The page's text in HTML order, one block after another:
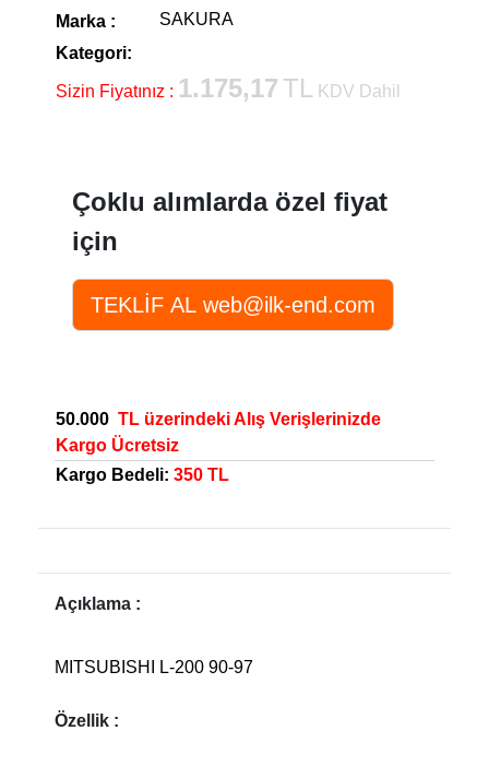
Marka :
SAKURA
Kategori:
Sizin Fiyatınız : 1.175,17 TL KDV Dahil
Çoklu alımlarda özel fiyat
için
50.000 TL üzerindeki Alış Verişlerinizde
Kargo Ücretsiz
Kargo Bedeli: 350 TL
Açıklama :
MITSUBISHI L-200 90-97
Özellik :